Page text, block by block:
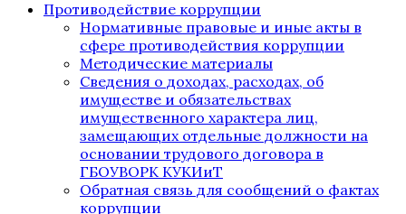
Противодействие коррупции
Нормативные правовые и иные акты в
сфере противодействия коррупции
Методические материалы
Сведения о доходах, расходах, об
имуществе и обязательствах
имущественного характера лиц,
замещающих отдельные должности на
основании трудового договора в
ГБОУВОРК КУКИиТ
Обратная связь для сообщений о фактах
коррупции